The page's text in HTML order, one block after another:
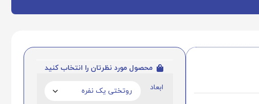
محصول مورد نظرتان را انتخاب کنید
ابعاد